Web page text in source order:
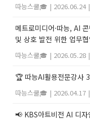
따능스쿨🎓 | 2026.06.24 |
메트로미디어·따능, AI
및 상호 발전 위한 업무
따능스쿨🎓 | 2026.05.28 |
🏆 따능AI활용전문강사
따능스쿨🎓 | 2026.04.17 |
📢 KBS아트비전 AI 디